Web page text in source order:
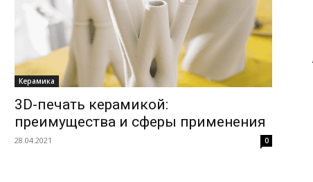
Керамика
3D-печать керамикой:
преимущества и сферы применения
28.04.2021 0